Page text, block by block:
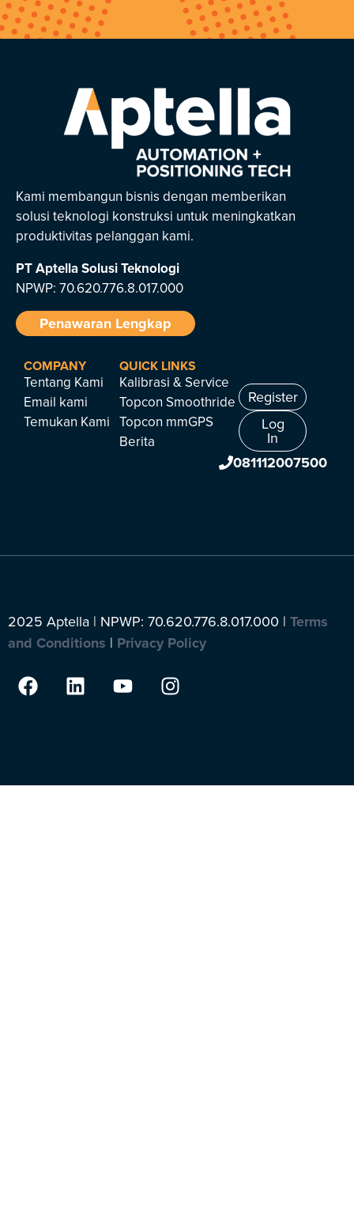
Kami membangun bisnis dengan memberikan
solusi teknologi konstruksi untuk meningkatkan
produktivitas pelanggan kami.
PT Aptella Solusi Teknologi
NPWP: 70.620.776.8.017.000
Penawaran Lengkap
COMPANY
Tentang Kami
Email kami
Temukan Kami
QUICK LINKS
Kalibrasi & Service
Topcon Smoothride
Topcon mmGPS
Berita
Register
Log
In
081112007500
2025 Aptella | NPWP: 70.620.776.8.017.000 | Terms
and Conditions | Privacy Policy